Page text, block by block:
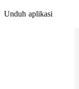
Unduh aplikasi